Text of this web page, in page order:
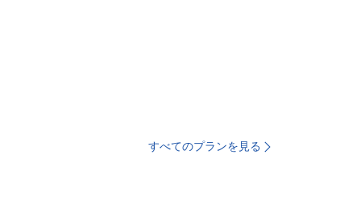
すべてのプランを見る